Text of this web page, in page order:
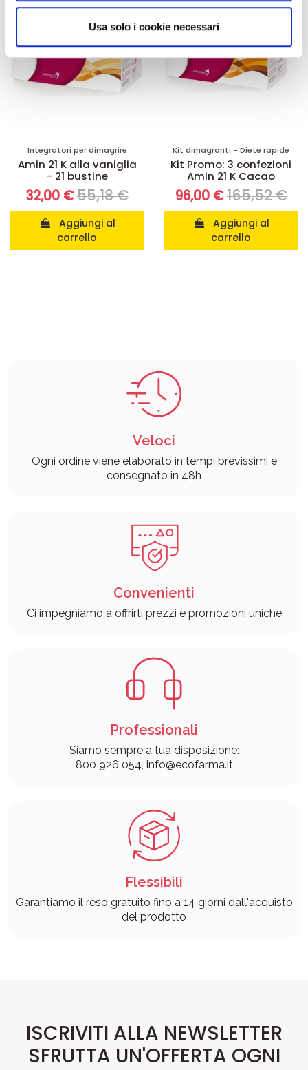
analizzare il nostro traffico. Condividiamo inoltre
informazioni sul modo in cui utilizza il nostro sito con i
nostri partner che si occupano di analisi dei dati web,
pubblicità e social media, i quali potrebbero combinarle
con altre informazioni che ha fornito loro o che hanno
raccolto dal suo utilizzo dei loro servizi.
Usa solo i cookie necessari
Integratori per dimagrire
Amin 21 K alla vaniglia
- 21 bustine
32,00 €55,18 €
carrello
Kit dimagranti - Diete rapide
Kit Promo: 3 confezioni
Amin 21 K Cacao
96,00 €165,52 €
carrello
Veloci
Ogni ordine viene elaborato in tempi brevissimi e
consegnato in 48h
Convenienti
Ci impegniamo a offrirti prezzi e promozioni uniche
Professionali
Siamo sempre a tua disposizione:
800 926 054, info@ecofarma.it
Flessibili
Garantiamo il reso gratuito fino a 14 giorni dall'acquisto
del prodotto
ISCRIVITI ALLA NEWSLETTER
SFRUTTA UN'OFFERTA OGNI